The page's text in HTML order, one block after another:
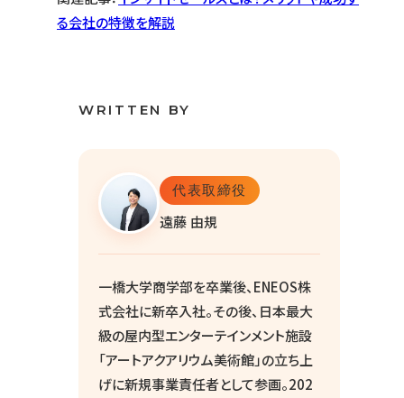
る会社の特徴を解説
WRITTEN BY
代表取締役
遠藤 由規
一橋大学商学部を卒業後、ENEOS株
式会社に新卒入社。その後、日本最大
級の屋内型エンターテインメント施設
「アートアクアリウム美術館」の立ち上
げに新規事業責任者として参画。202